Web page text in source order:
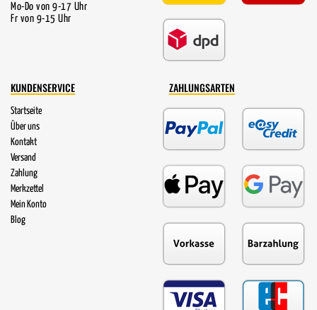
Mo-Do von 9-17 Uhr
Fr von 9-15 Uhr
KUNDENSERVICE
Startseite
Über uns
Kontakt
Versand
Zahlung
Merkzettel
Mein Konto
Blog
ZAHLUNGSARTEN